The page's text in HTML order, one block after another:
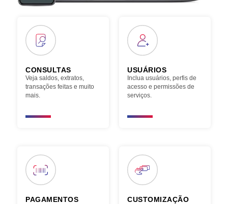
PAGAMENTOS CUSTOMIZAÇÃO
CONSULTAS
Veja saldos, extratos,
transações feitas e muito
mais.
USUÁRIOS
Inclua usuários, perfis de
acesso e permissões de
serviços.